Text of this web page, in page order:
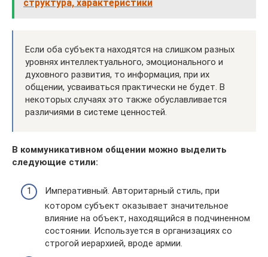
структура, характеристики
Если оба субъекта находятся на слишком разных
уровнях интеллектуального, эмоционального и
духовного развития, то информация, при их
общении, усваиваться практически не будет. В
некоторых случаях это также обуславливается
различиями в системе ценностей.
В коммуникативном общении можно выделить
следующие стили:
Императивный. Авторитарный стиль, при
котором субъект оказывает значительное
влияние на объект, находящийся в подчиненном
состоянии. Используется в организациях со
строгой иерархией, вроде армии.